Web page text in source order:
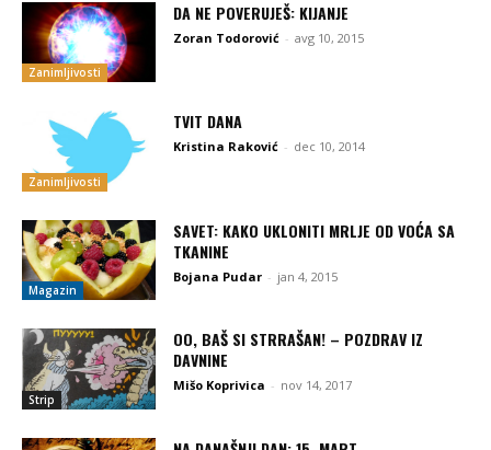
Zanimljivosti
DA NE POVERUJEŠ: KIJANJE
Zoran Todorović - avg 10, 2015
Zanimljivosti
TVIT DANA
Kristina Raković - dec 10, 2014
Magazin
SAVET: KAKO UKLONITI MRLJE OD VOĆA SA
TKANINE
Bojana Pudar - jan 4, 2015
Strip
OO, BAŠ SI STRRAŠAN! – POZDRAV IZ
DAVNINE
Mišo Koprivica - nov 14, 2017